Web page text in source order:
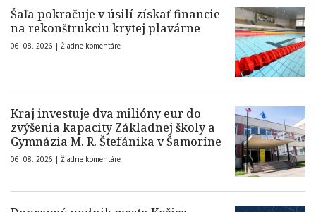
Šaľa pokračuje v úsilí získať financie
na rekonštrukciu krytej plavárne
06. 08. 2026 | Žiadne komentáre
Kraj investuje dva milióny eur do
zvýšenia kapacity Základnej školy a
Gymnázia M. R. Štefánika v Šamoríne
06. 08. 2026 | Žiadne komentáre